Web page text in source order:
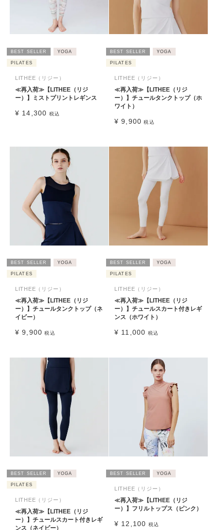
BEST SELLER YOGA
PILATES
LITHEE（リジー）
≪再入荷≫【LITHEE（リジ
ー）】ミストプリントレギンス
¥ 14,300 税込
BEST SELLER YOGA
PILATES
LITHEE（リジー）
≪再入荷≫【LITHEE（リジ
ー）】チュールタンクトップ（ホ
ワイト）
¥ 9,900 税込
BEST SELLER YOGA
PILATES
LITHEE（リジー）
≪再入荷≫【LITHEE（リジ
ー）】チュールタンクトップ（ネ
イビー）
¥ 9,900 税込
BEST SELLER YOGA
PILATES
LITHEE（リジー）
≪再入荷≫【LITHEE（リジ
ー）】チュールスカート付きレギ
ンス（ホワイト）
¥ 11,000 税込
BEST SELLER YOGA
PILATES
LITHEE（リジー）
≪再入荷≫【LITHEE（リジ
ー）】チュールスカート付きレギ
ンス（ネイビー）
BEST SELLER YOGA
LITHEE（リジー）
≪再入荷≫【LITHEE（リジ
ー）】フリルトップス（ピンク）
¥ 12,100 税込